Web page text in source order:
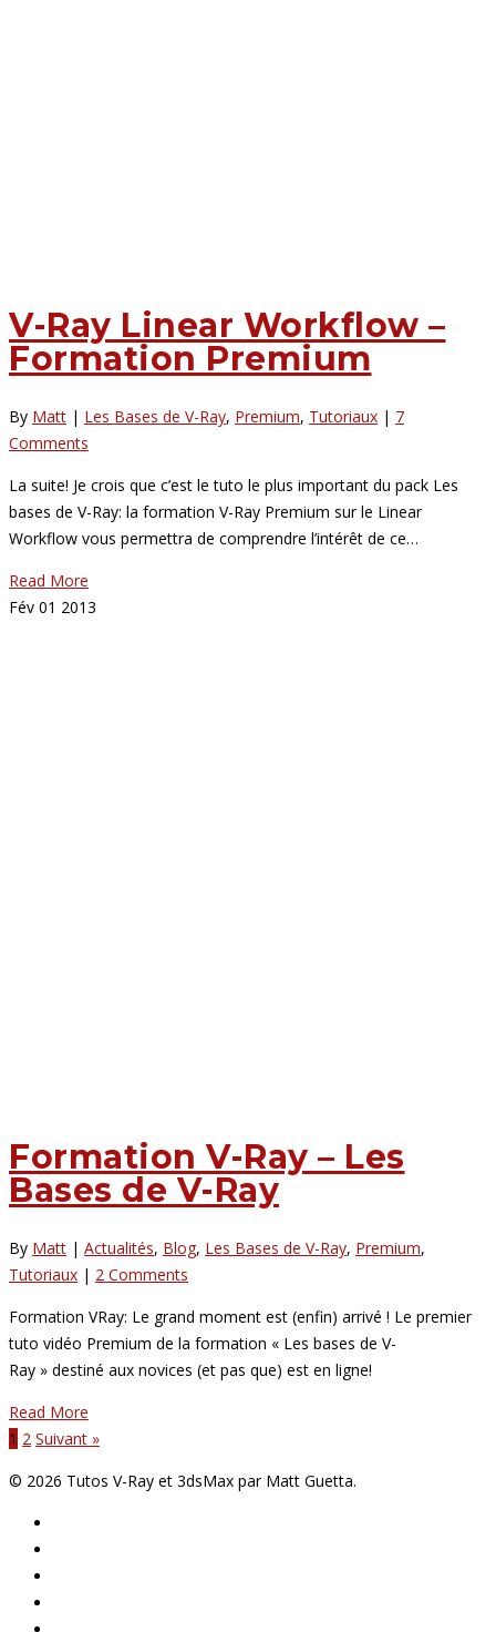
V-Ray Linear Workflow –
Formation Premium
By Matt | Les Bases de V-Ray, Premium, Tutoriaux | 7
Comments
La suite! Je crois que c’est le tuto le plus important du pack Les
bases de V-Ray: la formation V-Ray Premium sur le Linear
Workflow vous permettra de comprendre l’intérêt de ce…
Read More
Fév 01 2013
Formation V-Ray – Les
Bases de V-Ray
By Matt | Actualités, Blog, Les Bases de V-Ray, Premium,
Tutoriaux | 2 Comments
Formation VRay: Le grand moment est (enfin) arrivé ! Le premier
tuto vidéo Premium de la formation « Les bases de V-
Ray » destiné aux novices (et pas que) est en ligne!
Read More
1 2 Suivant »
© 2026 Tutos V-Ray et 3dsMax par Matt Guetta.